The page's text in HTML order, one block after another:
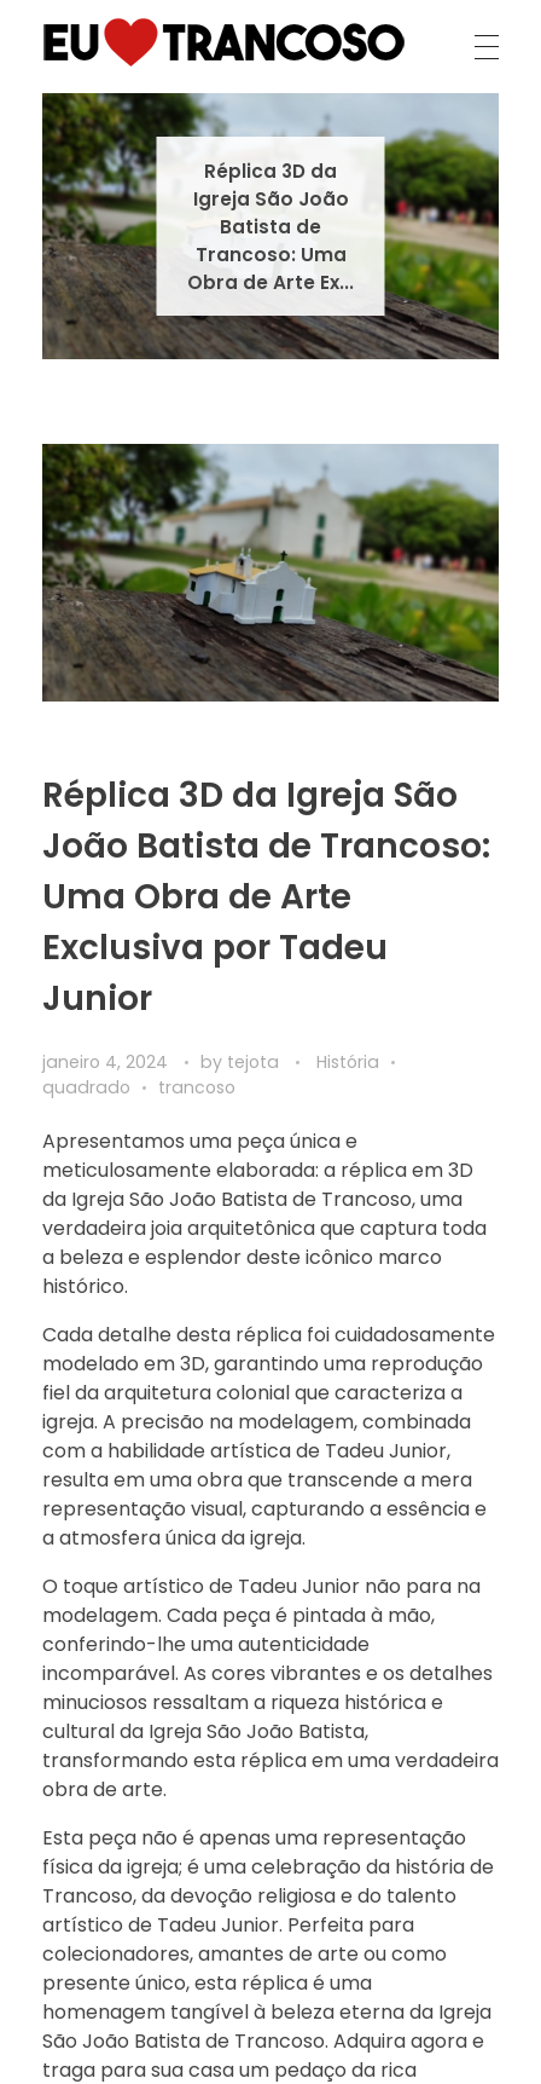
Réplica 3D da
Igreja São João
Batista de
Trancoso: Uma
Obra de Arte Ex...
Réplica 3D da Igreja São
João Batista de Trancoso:
Uma Obra de Arte
Exclusiva por Tadeu
Junior
janeiro 4, 2024 by tejota
História
quadrado
trancoso
Apresentamos uma peça única e
meticulosamente elaborada: a réplica em 3D
da Igreja São João Batista de Trancoso, uma
verdadeira joia arquitetônica que captura toda
a beleza e esplendor deste icônico marco
histórico.
Cada detalhe desta réplica foi cuidadosamente
modelado em 3D, garantindo uma reprodução
fiel da arquitetura colonial que caracteriza a
igreja. A precisão na modelagem, combinada
com a habilidade artística de Tadeu Junior,
resulta em uma obra que transcende a mera
representação visual, capturando a essência e
a atmosfera única da igreja.
O toque artístico de Tadeu Junior não para na
modelagem. Cada peça é pintada à mão,
conferindo-lhe uma autenticidade
incomparável. As cores vibrantes e os detalhes
minuciosos ressaltam a riqueza histórica e
cultural da Igreja São João Batista,
transformando esta réplica em uma verdadeira
obra de arte.
Esta peça não é apenas uma representação
física da igreja; é uma celebração da história de
Trancoso, da devoção religiosa e do talento
artístico de Tadeu Junior. Perfeita para
colecionadores, amantes de arte ou como
presente único, esta réplica é uma
homenagem tangível à beleza eterna da Igreja
São João Batista de Trancoso. Adquira agora e
traga para sua casa um pedaço da rica